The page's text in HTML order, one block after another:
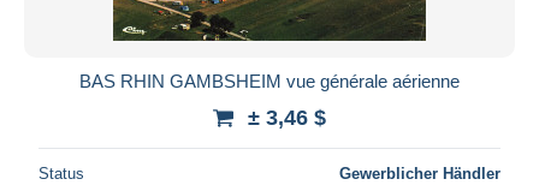
BAS RHIN GAMBSHEIM vue générale aérienne
± 3,46 $
Status Gewerblicher Händler